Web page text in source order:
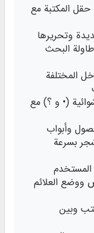
المكتبة مع
وتحريرها
البحث
المختلفة
(• و ؟) مع
وأبواب
بسرعة
المستخدم
ووضع العلائم
وبين